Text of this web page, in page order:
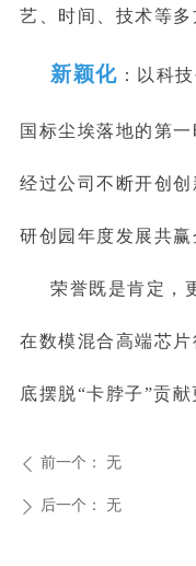
艺、时间、技术等
新颖化 ：以科
国标尘埃落地的第
经过公司不断开创
研创园年度发展共
荣誉既是肯定，
在数模混合高端芯
底摆脱“卡脖子”贡献
ꄴ 前一个： 无
ꄲ 后一个： 无